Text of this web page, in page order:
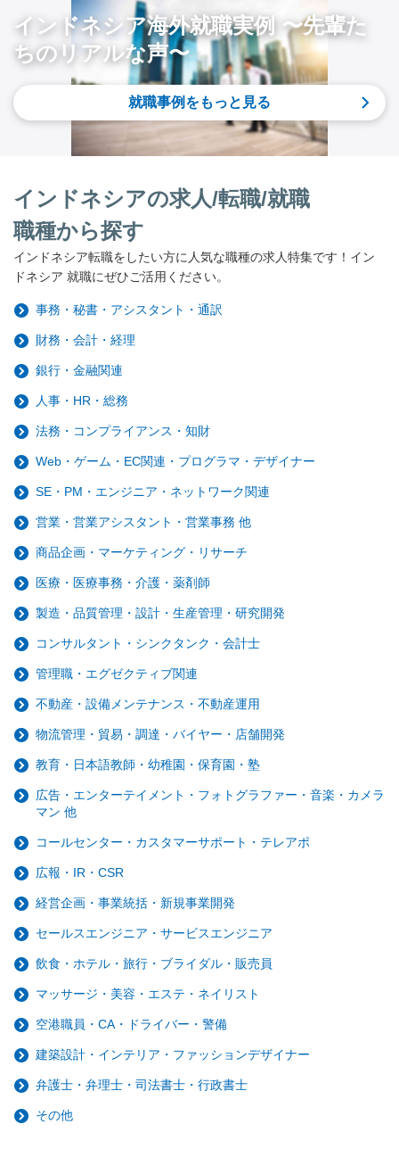
インドネシア海外就職実例 〜先輩た
ちのリアルな声〜
就職事例をもっと見る
インドネシアの求人/転職/就職
職種から探す
インドネシア転職をしたい方に人気な職種の求人特集です！イン
ドネシア 就職にぜひご活用ください。
事務・秘書・アシスタント・通訳
財務・会計・経理
銀行・金融関連
人事・HR・総務
法務・コンプライアンス・知財
Web・ゲーム・EC関連・プログラマ・デザイナー
SE・PM・エンジニア・ネットワーク関連
営業・営業アシスタント・営業事務 他
商品企画・マーケティング・リサーチ
医療・医療事務・介護・薬剤師
製造・品質管理・設計・生産管理・研究開発
コンサルタント・シンクタンク・会計士
管理職・エグゼクティブ関連
不動産・設備メンテナンス・不動産運用
物流管理・貿易・調達・バイヤー・店舗開発
教育・日本語教師・幼稚園・保育園・塾
広告・エンターテイメント・フォトグラファー・音楽・カメラ
マン 他
コールセンター・カスタマーサポート・テレアポ
広報・IR・CSR
経営企画・事業統括・新規事業開発
セールスエンジニア・サービスエンジニア
飲食・ホテル・旅行・ブライダル・販売員
マッサージ・美容・エステ・ネイリスト
空港職員・CA・ドライバー・警備
建築設計・インテリア・ファッションデザイナー
弁護士・弁理士・司法書士・行政書士
その他